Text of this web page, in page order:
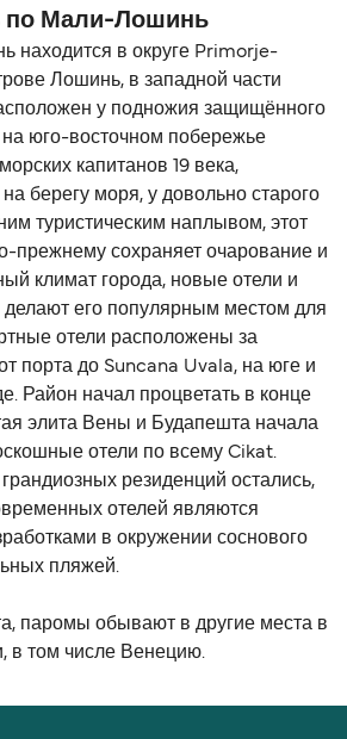
по Мали-Лошинь
находится в округе Primorje-
Лошинь, в западной части
у подножия защищённого
на юго-восточном побережье
капитанов 19 века,
берегу моря, у довольно старого
туристическим наплывом, этот
прежнему сохраняет очарование и
климат города, новые отели и
его популярным местом для
отели расположены за
порта до Suncana Uvala, на юге и
Район начал процветать в конце
элита Вены и Будапешта начала
отели по всему Cikat.
резиденций остались,
отелей являются
в окружении соснового
пляжей.
паромы обывают в другие места в
в том числе Венецию.